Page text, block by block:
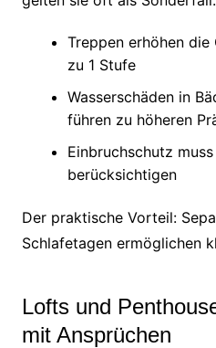
Treppen erhöhen die
zu 1 Stufe
Wasserschäden in
führen zu höheren
Einbruchschutz
berücksichtigen
Der praktische Vorteil:
Schlafetagen ermöglichen
Lofts und
mit Ansprüchen